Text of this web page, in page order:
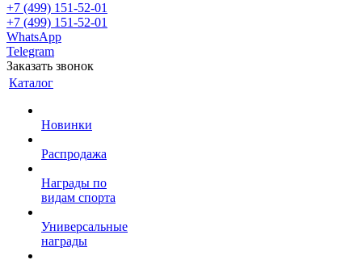
+7 (499) 151-52-01
+7 (499) 151-52-01
WhatsApp
Telegram
Заказать звонок
Каталог
Новинки
Распродажа
Награды по
видам спорта
Универсальные
награды